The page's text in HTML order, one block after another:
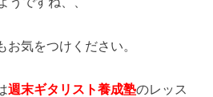
気をつけください。
週末ギタリスト養成塾のレッス